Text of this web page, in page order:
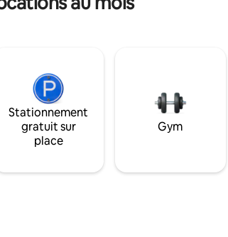
Stationnement
gratuit sur
place
Gym